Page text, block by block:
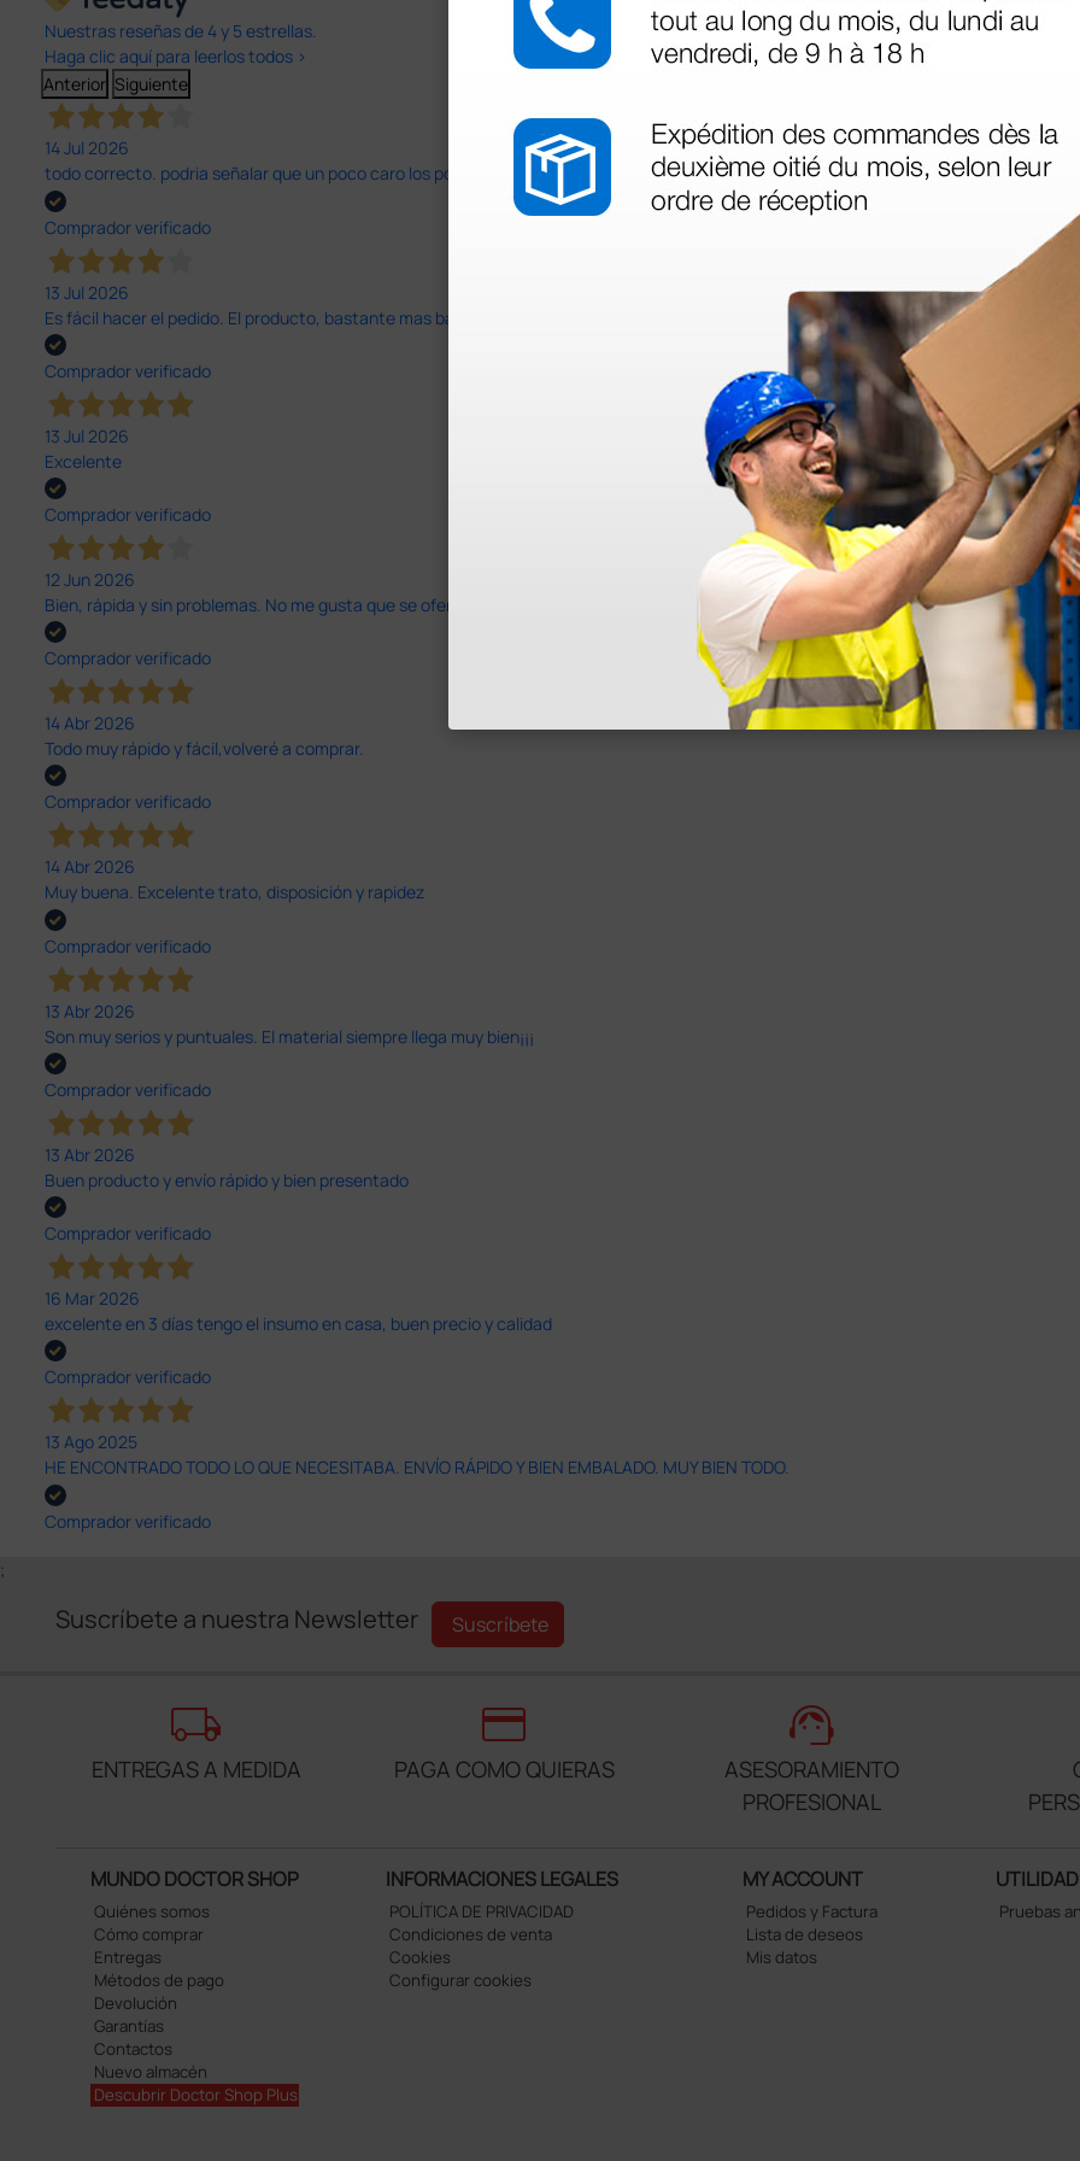
Nuestras reseñas de 4 y 5 estrellas.
Haga clic aquí para leerlos todos >
Anterior Siguiente
14 Jul 2026
todo correcto. podria señalar que un poco caro los portes y el plazo de entrega se alarga.
Comprador verificado
13 Jul 2026
Es fácil hacer el pedido. El producto, bastante mas barato que en otras plataformas de material médico. Pero el envío cuesta más del
Comprador verificado
13 Jul 2026
Excelente
Comprador verificado
12 Jun 2026
Bien, rápida y sin problemas. No me gusta que se oferten productos sin incluir el IVA que luego nos van a cobrar.
Comprador verificado
14 Abr 2026
Todo muy rápido y fácil,volveré a comprar.
Comprador verificado
14 Abr 2026
Muy buena. Excelente trato, disposición y rapidez
Comprador verificado
13 Abr 2026
Son muy serios y puntuales. El material siempre llega muy bien¡¡¡
Comprador verificado
13 Abr 2026
Buen producto y envío rápido y bien presentado
Comprador verificado
16 Mar 2026
excelente en 3 días tengo el insumo en casa, buen precio y calidad
Comprador verificado
13 Ago 2025
HE ENCONTRADO TODO LO QUE NECESITABA. ENVÍO RÁPIDO Y BIEN EMBALADO. MUY BIEN TODO.
Comprador verificado
;
Suscríbete a nuestra Newsletter Suscríbete
local_shipping
ENTREGAS A MEDIDA
credit_card
PAGA COMO QUIERAS
support_agent
ASESORAMIENTO
PROFESIONAL
MUNDO DOCTOR SHOP
Quiénes somos
Cómo comprar
Entregas
Métodos de pago
Devolución
Garantías
Contactos
Nuevo almacén
Descubrir Doctor Shop Plus
INFORMACIONES LEGALES
POLÍTICA DE PRIVACIDAD
Condiciones de venta
Cookies
Configurar cookies
MY ACCOUNT
Pedidos y Factura
Lista de deseos
Mis datos
UTILIDAD
Pruebas